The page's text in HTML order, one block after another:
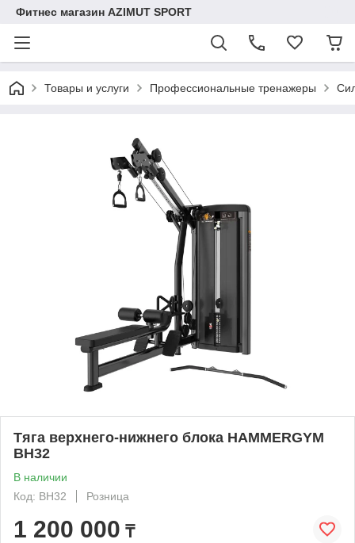
Фитнес магазин AZIMUT SPORT
Товары и услуги Профессиональные тренажеры
Тяга верхнего-нижнего блока HAMMERGYM
BH32
В наличии
Код: BH32
Розница
1 200 000 ₸